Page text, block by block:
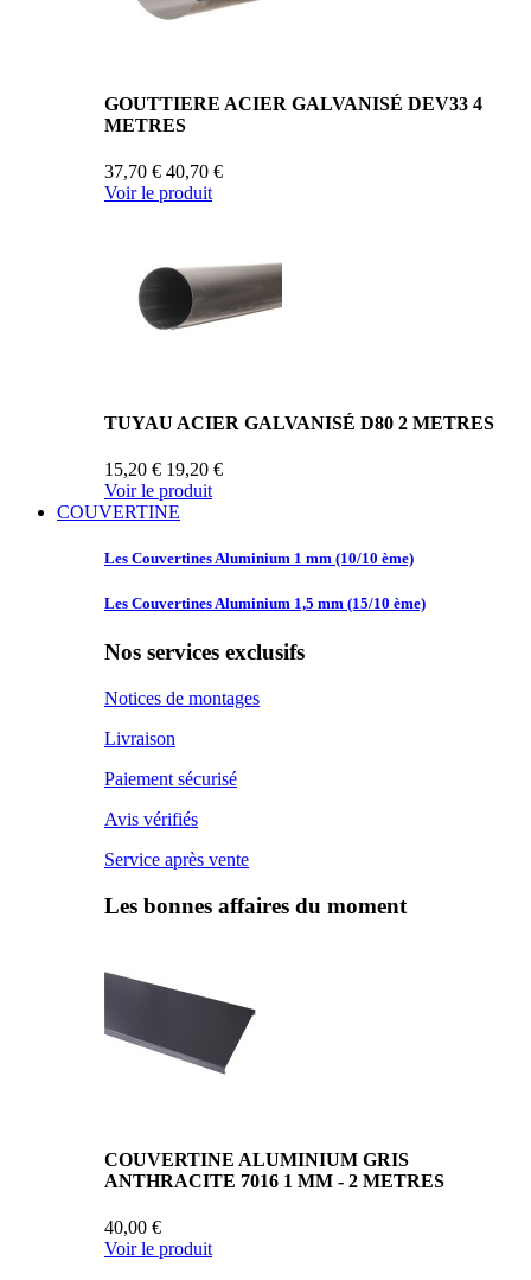
GOUTTIERE ACIER GALVANISÉ DEV33 4
METRES
37,70 € 40,70 €
Voir le produit
TUYAU ACIER GALVANISÉ D80 2 METRES
15,20 € 19,20 €
Voir le produit
COUVERTINE
Les CouvertinesAluminium 1 mm (10/10 ème)
Les CouvertinesAluminium 1,5 mm (15/10 ème)
Nos services exclusifs
Notices de montages
Livraison
Paiement sécurisé
Avis vérifiés
Service après vente
Les bonnes affaires du moment
COUVERTINE ALUMINIUM GRIS
ANTHRACITE 7016 1 MM - 2 METRES
40,00 €
Voir le produit